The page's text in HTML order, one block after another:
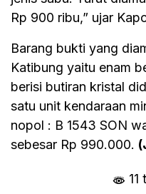
Rp 900 ribu,” ujar
Barang bukti yang
Katibung yaitu enam
berisi butiran kristal
satu unit kendaraan
nopol : B 1543 SON
sebesar Rp 990.000.